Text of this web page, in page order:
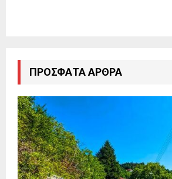
ΠΡΌΣΦΑΤΑ ΆΡΘΡΑ